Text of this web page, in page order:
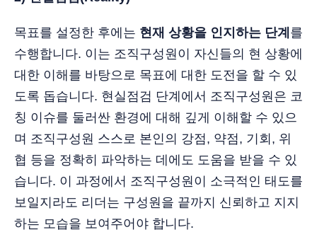
목표를 설정한 후에는 현재 상황을 인지하는 단계 를
수행합니다. 이는 조직구성원이 자신들의 현 상황에
대한 이해를 바탕으로 목표에 대한 도전을 할 수 있
도록 돕습니다. 현실점검 단계에서 조직구성원은 코
칭 이슈를 둘러싼 환경에 대해 깊게 이해할 수 있으
며 조직구성원 스스로 본인의 강점, 약점, 기회, 위
협 등을 정확히 파악하는 데에도 도움을 받을 수 있
습니다. 이 과정에서 조직구성원이 소극적인 태도를
보일지라도 리더는 구성원을 끝까지 신뢰하고 지지
하는 모습을 보여주어야 합니다.